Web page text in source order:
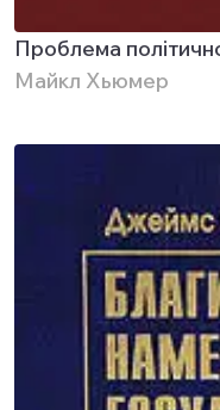
Проблема
Майкл Хьюмер